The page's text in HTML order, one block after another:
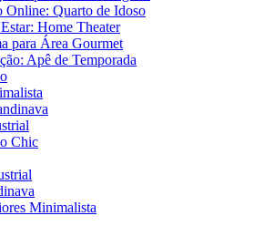
Quarto de Idoso
Home Theater
para Área Gourmet
Apê de Temporada
Chic
Minimalista